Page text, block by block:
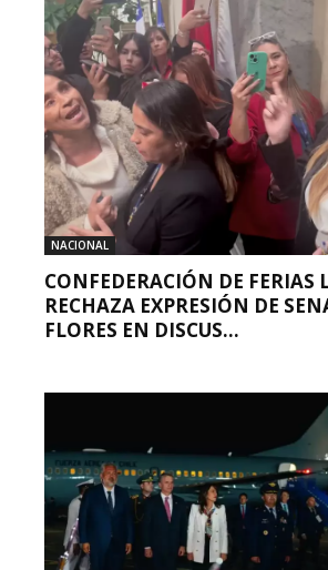
NACIONAL
CONFEDERACIÓN DE FERIAS
RECHAZA EXPRESIÓN DE
FLORES EN DISCUS...